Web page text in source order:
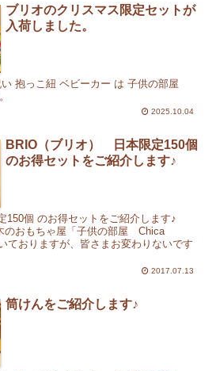
ブリオのクリスマス限定セットが
入荷しました。
抱っこ紐 ベビーカー は 子供の部屋
2025.10.04
BRIO（ブリオ） 日本限定150個
のお得セットをご紹介します♪
個 のお得セットをご紹介します♪
のおもちゃ屋「子供の部屋 Chica
ておりますが、皆さまお変わりないです
2017.07.13
筒けんをご紹介します♪